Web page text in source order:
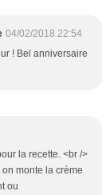
04/02/2018 22:54
! Bel anniversaire
la recette. <br />
monte la crème
ou